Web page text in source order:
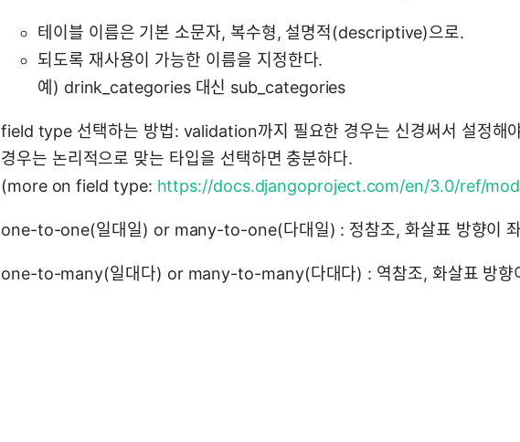
테이블 이름은 기본 소문자, 복수형, 설명적(descriptive)으로.
되도록 재사용이 가능한 이름을 지정한다.
예) drink_categories 대신 sub_categories
field type 선택하는 방법: validation까지 필요한 경우는 신경써서 설정해
경우는 논리적으로 맞는 타입을 선택하면 충분하다.
(more on field type: https://docs.djangoproject.com/en/3.0/ref/
one-to-one(일대일) or many-to-one(다대일) : 정참조, 화살표 방향이
one-to-many(일대다) or many-to-many(다대다) : 역참조, 화살표 방향